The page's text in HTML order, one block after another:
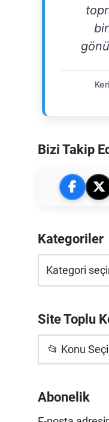
Bizi Takip
Kategoriler
Site Toplu
📂 Konu
Abonelik